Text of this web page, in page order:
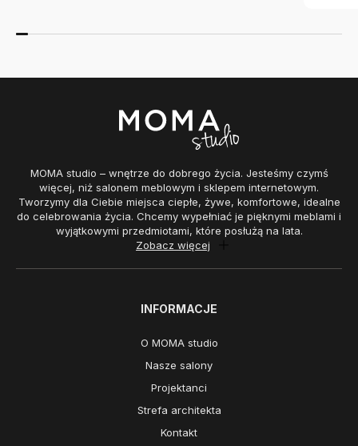
MOMA studio – wnętrze do dobrego życia. Jesteśmy czymś
więcej, niż salonem meblowym i sklepem internetowym.
Tworzymy dla Ciebie miejsca ciepłe, żywe, komfortowe, idealne
do celebrowania życia. Chcemy wypełniać je pięknymi meblami i
wyjątkowymi przedmiotami, które posłużą na lata.
Zobacz więcej
INFORMACJE
O MOMA studio
Nasze salony
Projektanci
Strefa architekta
Kontakt